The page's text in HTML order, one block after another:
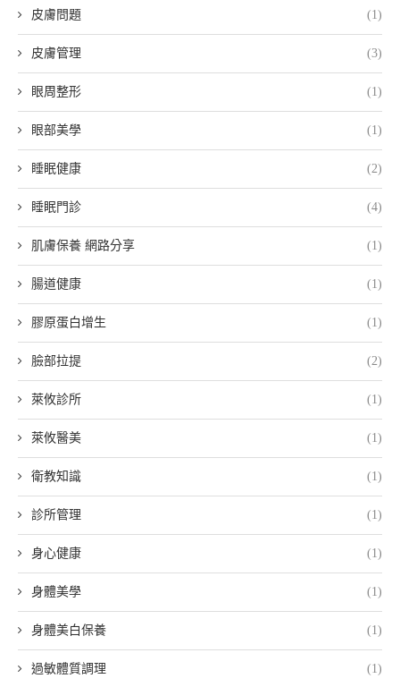
皮膚問題 (1)
皮膚管理 (3)
眼周整形 (1)
眼部美學 (1)
睡眠健康 (2)
睡眠門診 (4)
肌膚保養 網路分享 (1)
腸道健康 (1)
膠原蛋白增生 (1)
臉部拉提 (2)
萊攸診所 (1)
萊攸醫美 (1)
衛教知識 (1)
診所管理 (1)
身心健康 (1)
身體美學 (1)
身體美白保養 (1)
過敏體質調理 (1)